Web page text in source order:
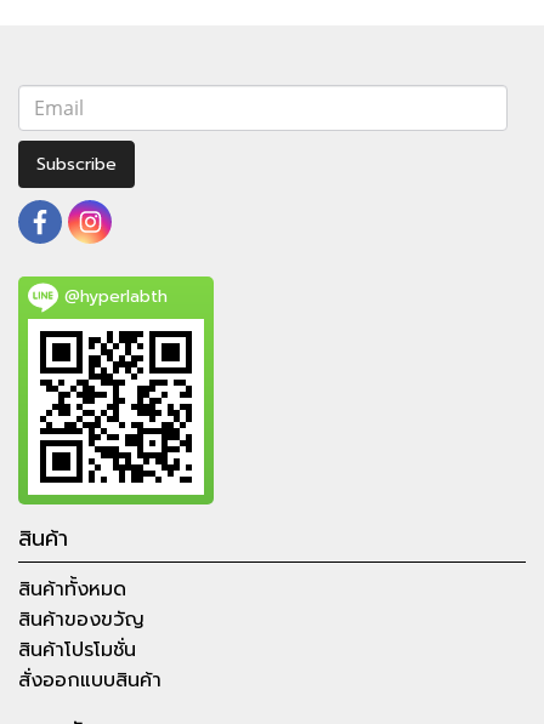
Subscribe
@hyperlabth
สินค้า
สินค้าทั้งหมด
สินค้าของขวัญ
สินค้าโปรโมชั่น
สั่งออกแบบสินค้า